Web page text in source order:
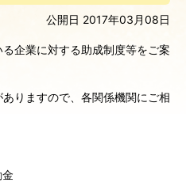
公開日 2017年03月08日
企業に対する助成制度等をご案
りますので、各関係機関にご相